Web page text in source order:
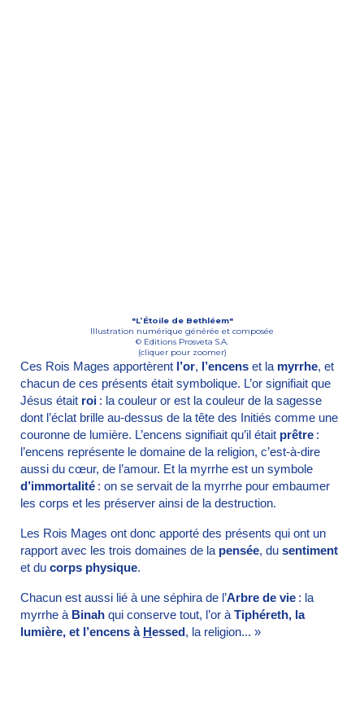
"L’Étoile de Bethléem"
Illustration numérique générée et composée
© Editions Prosveta S.A.
(cliquer pour zoomer)
Ces Rois Mages apportèrent l’or, l’encens et la myrrhe, et
chacun de ces présents était symbolique. L’or signifiait que
Jésus était roi : la couleur or est la couleur de la sagesse
dont l’éclat brille au-dessus de la tête des Initiés comme une
couronne de lumière. L’encens signifiait qu’il était prêtre :
l’encens représente le domaine de la religion, c’est-à-dire
aussi du cœur, de l’amour. Et la myrrhe est un symbole
d’immortalité : on se servait de la myrrhe pour embaumer
les corps et les préserver ainsi de la destruction.
Les Rois Mages ont donc apporté des présents qui ont un
rapport avec les trois domaines de la pensée, du sentiment
et du corps physique.
Chacun est aussi lié à une séphira de l’Arbre de vie : la
myrrhe à Binah qui conserve tout, l’or à Tiphéreth, la
lumière, et l’encens à Hessed, la religion... »